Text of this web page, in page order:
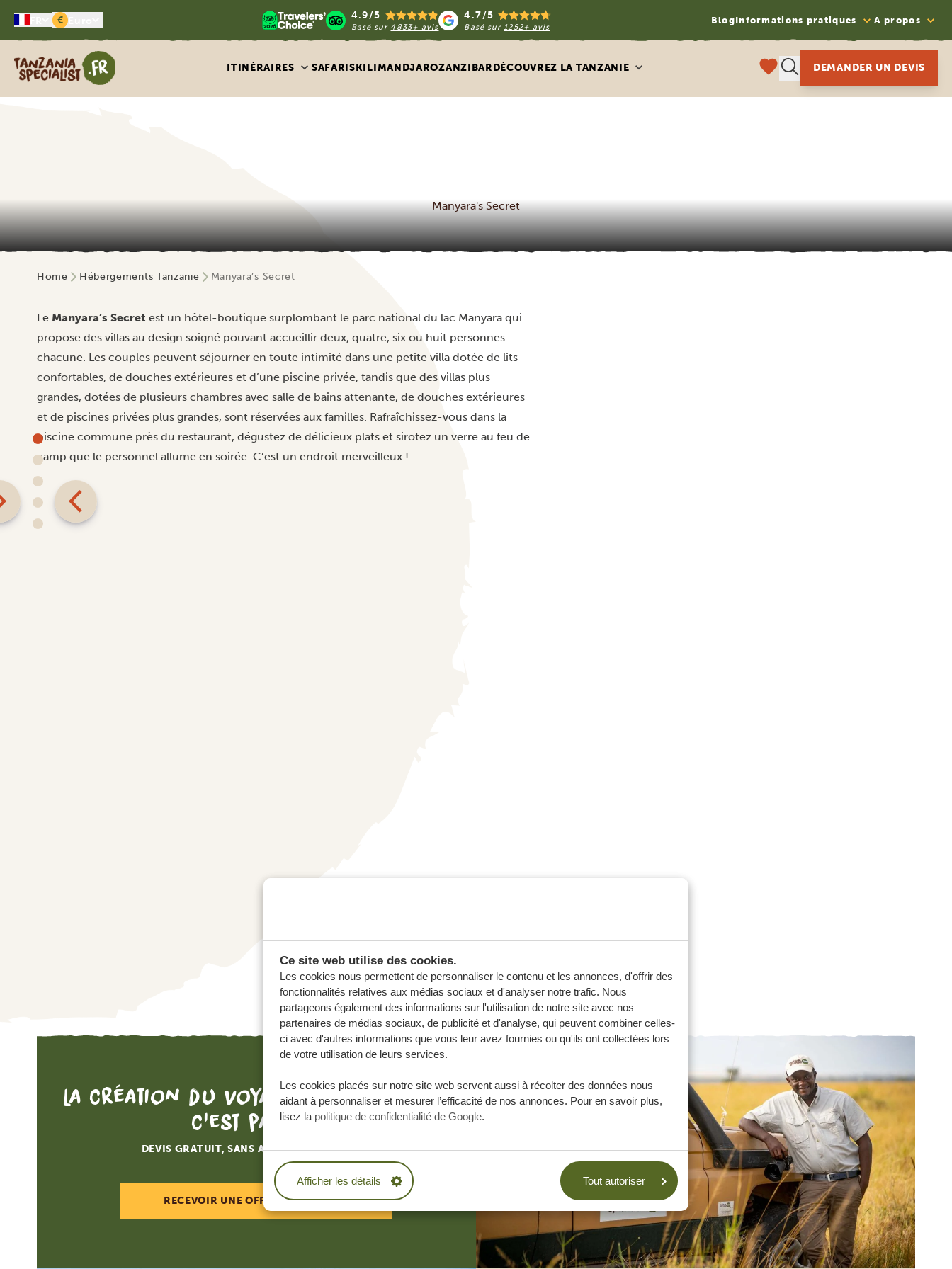
Ce site web utilise des cookies.
Les cookies nous permettent de personnaliser le contenu et les annonces, d'offrir des
fonctionnalités relatives aux médias sociaux et d'analyser notre trafic. Nous
partageons également des informations sur l'utilisation de notre site avec nos
partenaires de médias sociaux, de publicité et d'analyse, qui peuvent combiner celles-
ci avec d'autres informations que vous leur avez fournies ou qu'ils ont collectées lors
de votre utilisation de leurs services.
Les cookies placés sur notre site web servent aussi à récolter des données nous
aidant à personnaliser et mesurer l’efficacité de nos annonces. Pour en savoir plus,
lisez la politique de confidentialité de Google.
Afficher les détails Tout autoriser
€ 4.9/5
Basé sur 4833+ avis
4.7/5
Basé sur1252+ avis
BlogInformations pratiques A propos
Tanzania Specialist
ITINÉRAIRES SAFARISKILIMANDJAROZANZIBARDÉCOUVREZ LA TANZANIE DEMANDER UN DEVIS
Manyara's Secret
Home Hébergements Tanzanie Manyara’s Secret
Le Manyara’s Secret est un hôtel-boutique surplombant le parc national du lac Manyara qui
propose des villas au design soigné pouvant accueillir deux, quatre, six ou huit personnes
chacune. Les couples peuvent séjourner en toute intimité dans une petite villa dotée de lits
confortables, de douches extérieures et d’une piscine privée, tandis que des villas plus
grandes, dotées de plusieurs chambres avec salle de bains attenante, de douches extérieures
et de piscines privées plus grandes, sont réservées aux familles. Rafraîchissez-vous dans la
piscine commune près du restaurant, dégustez de délicieux plats et sirotez un verre au feu de
camp que le personnel allume en soirée. C’est un endroit merveilleux !
La création du voyage de vos rêves,
c'est par ici.
DEVIS GRATUIT, SANS AUCUNE OBLIGATION
RECEVOIR UNE OFFRE SUR MESURE